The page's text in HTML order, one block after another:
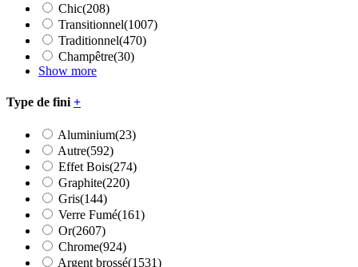
Chic(208)
Transitionnel(1007)
Traditionnel(470)
Champêtre(30)
Show more
Type de fini +
Aluminium(23)
Autre(592)
Effet Bois(274)
Graphite(220)
Gris(144)
Verre Fumé(161)
Or(2607)
Chrome(924)
Argent brossé(1531)